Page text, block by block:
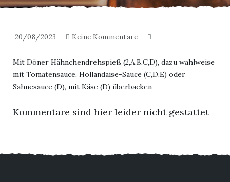
20/08/2023 Keine Kommentare
Mit Döner Hähnchendrehspieß (2,A,B,C,D), dazu wahlweise
mit Tomatensauce, Hollandaise-Sauce (C,D,E) oder
Sahnesauce (D), mit Käse (D) überbacken
Kommentare sind hier leider nicht gestattet